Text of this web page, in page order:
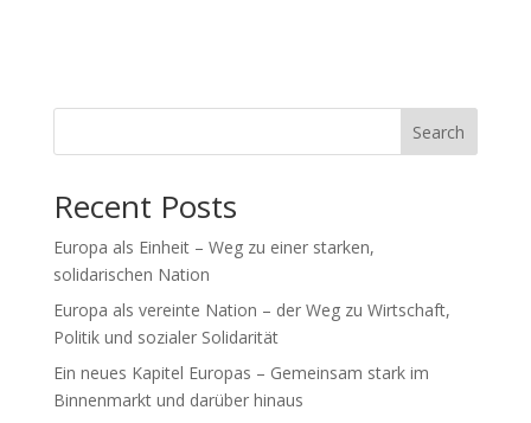
Search
Recent Posts
Europa als Einheit – Weg zu einer starken,
solidarischen Nation
Europa als vereinte Nation – der Weg zu Wirtschaft,
Politik und sozialer Solidarität
Ein neues Kapitel Europas – Gemeinsam stark im
Binnenmarkt und darüber hinaus